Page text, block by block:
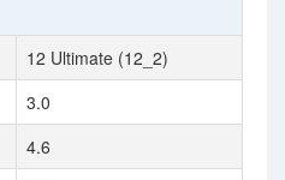
12 Ultimate (12_2)
3.0
4.6